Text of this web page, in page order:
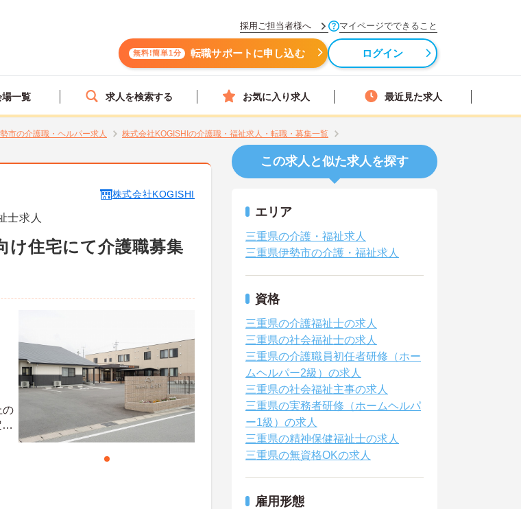
採用ご担当者様へ マイページでできること
無料!簡単1分 転職サポートに申し込む ログイン
一覧 求人を検索する お気に入り求人 最近見た求人
市の介護職・ヘルパー求人
株式会社KOGISHIの介護職・福祉求人・転職・募集一覧
株式会社KOGISHI
士求人
け住宅にて介護職募集
の
この求人と似た求人を探す
エリア
三重県の介護・福祉求人
三重県伊勢市の介護・福祉求人
資格
三重県の介護福祉士の求人
三重県の社会福祉士の求人
三重県の介護職員初任者研修（ホー
ムヘルパー2級）の求人
三重県の社会福祉主事の求人
三重県の実務者研修（ホームヘルパ
ー1級）の求人
三重県の精神保健福祉士の求人
三重県の無資格OKの求人
雇用形態